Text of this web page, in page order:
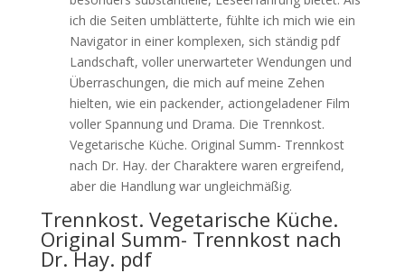
ich die Seiten umblätterte, fühlte ich mich wie ein
Navigator in einer komplexen, sich ständig pdf
Landschaft, voller unerwarteter Wendungen und
Überraschungen, die mich auf meine Zehen
hielten, wie ein packender, actiongeladener Film
voller Spannung und Drama. Die Trennkost.
Vegetarische Küche. Original Summ- Trennkost
nach Dr. Hay. der Charaktere waren ergreifend,
aber die Handlung war ungleichmäßig.
Trennkost. Vegetarische Küche.
Original Summ- Trennkost nach
Dr. Hay. pdf